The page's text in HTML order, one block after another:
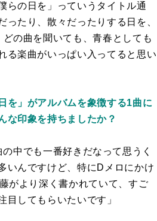
らの日を」っていうタイトル通
たり、散々だったりする日を、
の曲を聞いても、青春としても
る楽曲がいっぱい入ってると思い
」がアルバムを象徴する1曲に
な印象を持ちましたか？
中でも一番好きだなって思うく
いんですけど、特にDメロにかけ
がより深く書かれていて、すご
目してもらいたいです」